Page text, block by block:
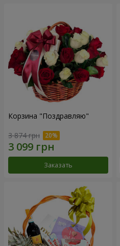
Корзина "Поздравляю"
3 874 грн
Заказать